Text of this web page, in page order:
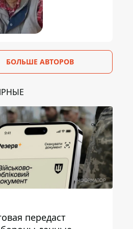
БОЛЬШЕ АВТОРОВ
передаст